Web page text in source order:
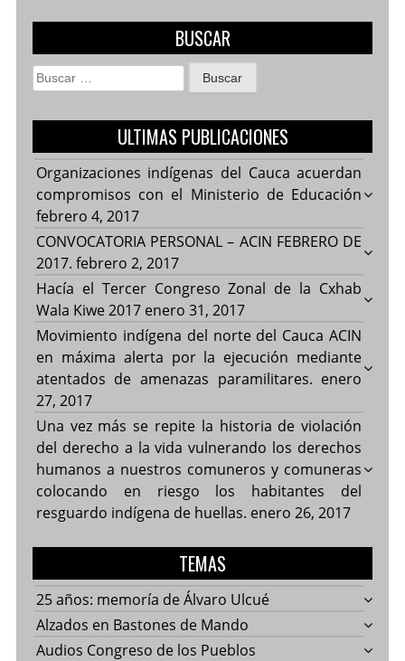
BUSCAR
Buscar:
ULTIMAS PUBLICACIONES
Organizaciones indígenas del Cauca acuerdan
compromisos con el Ministerio de Educación
febrero 4, 2017
CONVOCATORIA PERSONAL – ACIN FEBRERO DE
2017. febrero 2, 2017
Hacía el Tercer Congreso Zonal de la Cxhab
Wala Kiwe 2017 enero 31, 2017
Movimiento indígena del norte del Cauca ACIN
en máxima alerta por la ejecución mediante
atentados de amenazas paramilitares. enero
27, 2017
Una vez más se repite la historia de violación
del derecho a la vida vulnerando los derechos
humanos a nuestros comuneros y comuneras
colocando en riesgo los habitantes del
resguardo indígena de huellas. enero 26, 2017
TEMAS
25 años: memoría de Álvaro Ulcué
Alzados en Bastones de Mando
Audios Congreso de los Pueblos